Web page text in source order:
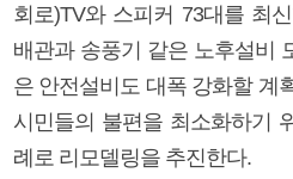
회로)TV와 스피커 73대를 최
배관과 송풍기 같은 노후설비
은 안전설비도 대폭 강화할 계
시민들의 불편을 최소화하기
례로 리모델링을 추진한다.